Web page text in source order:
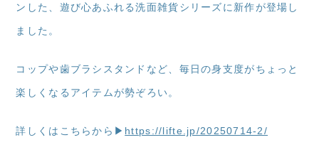
ンした、遊び心あふれる洗面雑貨シリーズに新作が登場し
ました。
コップや歯ブラシスタンドなど、毎日の身支度がちょっと
楽しくなるアイテムが勢ぞろい。
詳しくはこちらから▶ https://lifte.jp/20250714-2/